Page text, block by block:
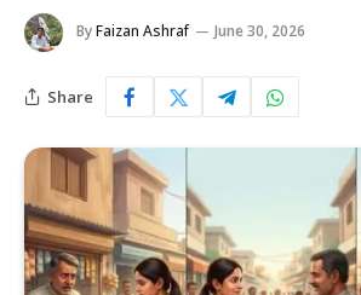
ByFaizan Ashraf June 30, 2026
Share